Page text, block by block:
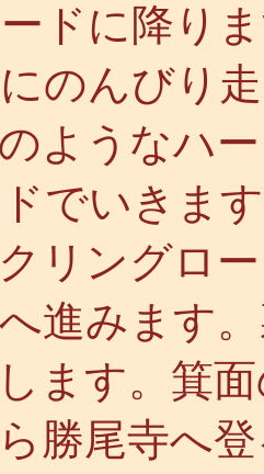
ドに降り
のんびり
ようなハ
でいきま
リングロ
進みます
ます。箕
勝尾寺へ